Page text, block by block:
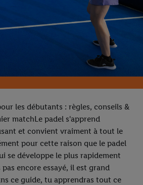
les débutants : règles, conseils &
matchLe padel s'apprend
et convient vraiment à tout le
pour cette raison que le padel
se développe le plus rapidement
encore essayé, il est grand
ce guide, tu apprendras tout ce